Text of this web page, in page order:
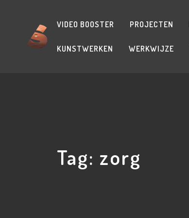
VIDEO BOOSTER PROJECTEN
KUNSTWERKEN WERKWIJZE
Tag: zorg